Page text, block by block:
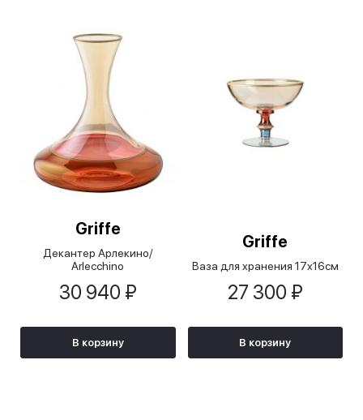
Griffe
Декантер Арлекино/
Arlecchino
30 940 ₽
В корзину
Griffe
Ваза для хранения 17х16см
27 300 ₽
В корзину